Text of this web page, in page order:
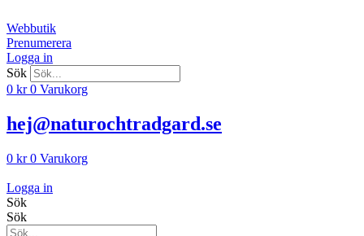
till
innehåll
Webbutik
Prenumerera
Logga in
Sök
0 kr 0 Varukorg
hej@naturochtradgard.se
0 kr 0 Varukorg
Logga in
Sök
Sök